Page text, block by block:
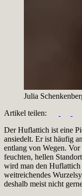
Julia
Artikel teilen:
Der Huflattich ist eine
ansiedelt. Er ist häufig
entlang von Wegen.
feuchten, hellen
wird man den
weitreichendes
deshalb meist nicht